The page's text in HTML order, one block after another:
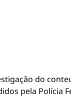
do
pela Polícia